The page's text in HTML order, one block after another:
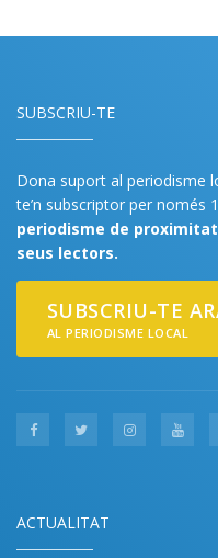
SUBSCRIU-TE
Dona suport al periodisme
te’n subscriptor per només
periodisme de
seus lectors.
SUBSCRIU-TE
AL PERIODISME LOCAL
ACTUALITAT